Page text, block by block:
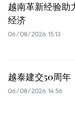
越南革新经验助
经济
06/08/2026 15:13
越泰建交50周
06/08/2026 14:56